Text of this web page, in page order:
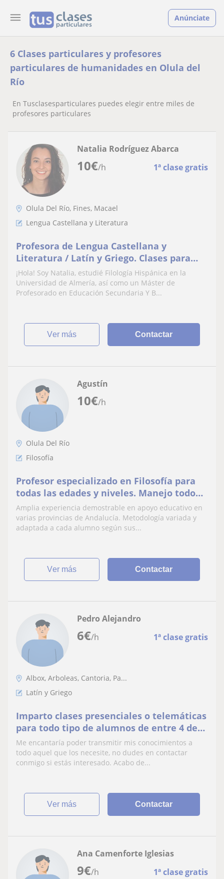
Anúnciate
6 Clases particulares y profesores
particulares de humanidades en Olula del
Río
En Tusclasesparticulares puedes elegir entre miles de
profesores particulares
10€/h 1ª clase gratis
Natalia Rodríguez Abarca
Olula Del Río, Fines, Macael
Lengua Castellana y Literatura
Profesora de Lengua Castellana y
Literatura / Latín y Griego. Clases para
todos los niveles
¡Hola! Soy Natalia, estudié Filología Hispánica en la
Universidad de Almería, así como un Máster de
Profesorado en Educación Secundaria Y B...
ver más Contactar
10€/h
Agustín
Olula Del Río
Filosofía
Profesor especializado en Filosofía para
todas las edades y niveles. Manejo todo
tipo de niveles de asignaturas de letras.
Amplia experiencia demostrable en apoyo educativo en
varias provincias de Andalucía. Metodología variada y
adaptada a cada alumno según sus...
ver más Contactar
6€/h 1ª clase gratis
Pedro Alejandro
Albox, Arboleas, Cantoria, Pa...
Latín y Griego
Imparto clases presenciales o telemáticas
para todo tipo de alumnos de entre 4 de
la ESO hasta 2 de Bachillerato. Me adapto
totalmente a su ritmo
Me encantaría poder transmitir mis conocimientos a
todo aquel que los necesite, no dudes en contactar
conmigo si estás interesado. Acabo de...
ver más Contactar
9€/h 1ª clase gratis
Ana Camenforte Iglesias